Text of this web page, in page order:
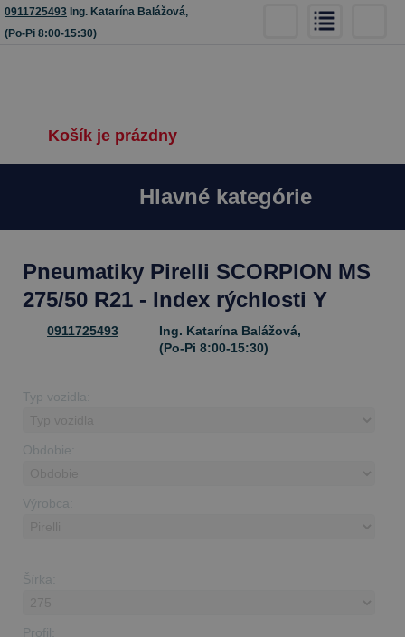
0911725493 Ing. Katarína Balážová,
(Po-Pi 8:00-15:30)
Košík je prázdny
Hlavné kategórie
Pneumatiky Pirelli SCORPION MS
275/50 R21 - Index rýchlosti Y
0911725493
Ing. Katarína Balážová,
(Po-Pi 8:00-15:30)
Typ vozidla:
Obdobie:
Výrobca:
Šírka:
Profil: